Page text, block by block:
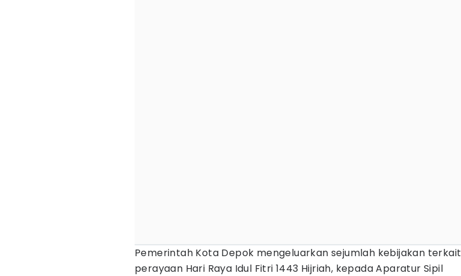
Pemerintah Kota Depok mengeluarkan sejumlah kebijakan terkait
perayaan Hari Raya Idul Fitri 1443 Hijriah, kepada Aparatur Sipil